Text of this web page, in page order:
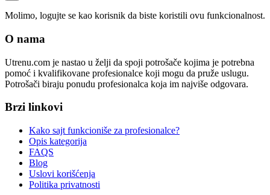
Molimo, logujte se kao korisnik da biste koristili ovu funkcionalnost.
O nama
Utrenu.com je nastao u želji da spoji potrošače kojima je potrebna
pomoć i kvalifikovane profesionalce koji mogu da pruže uslugu.
Potrošači biraju ponudu profesionalca koja im najviše odgovara.
Brzi linkovi
Kako sajt funkcioniše za profesionalce?
Opis kategorija
FAQS
Blog
Uslovi korišćenja
Politika privatnosti